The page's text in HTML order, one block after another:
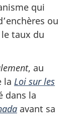
qui
ou
taux du
, au
la Loi sur les
dans la
avant sa